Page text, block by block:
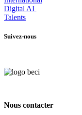
Digital AI
Talents
Suivez-nous
Nous contacter